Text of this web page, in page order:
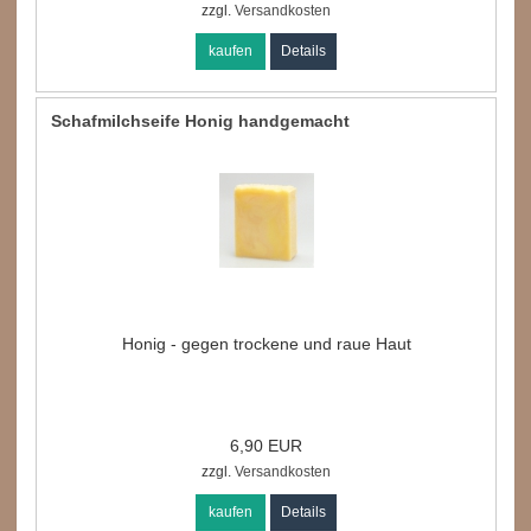
zzgl. Versandkosten
kaufen Details
Schafmilchseife Honig handgemacht
Honig - gegen trockene und raue Haut
6,90 EUR
zzgl. Versandkosten
kaufen Details